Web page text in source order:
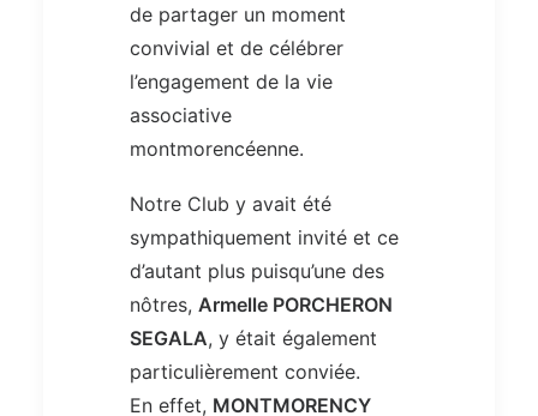
de partager un moment
convivial et de célébrer
l’engagement de la vie
associative
montmorencéenne.
Notre Club y avait été
sympathiquement invité et ce
d’autant plus puisqu’une des
nôtres, Armelle PORCHERON
SEGALA, y était également
particulièrement conviée.
En effet, MONTMORENCY